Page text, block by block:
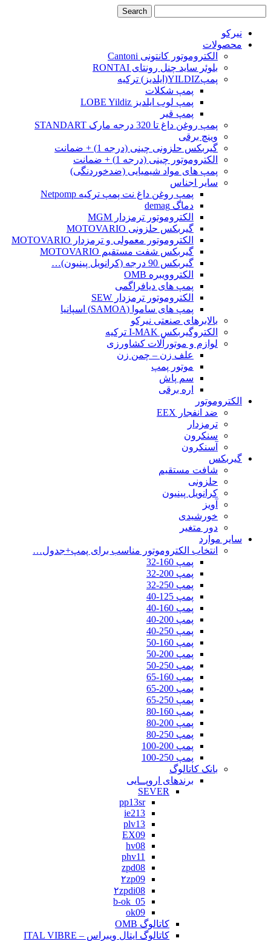
نیرکو
محصولات
الکتروموتور کانتونی Cantoni
بلوئر ساید چنل رونتای RONTAI
پمپYILDIZ(ایلدیز) ترکیه
پمپ شکلات
پمپ لوب ایلدیز LOBE Yildiz
پمپ قیر
پمپ روغن داغ تا 320 درجه مارک STANDART
وینچ برقی
گیربکس حلزونی چینی (درجه 1) + ضمانت
الکتروموتور چینی (درجه 1) + ضمانت
پمپ های مواد شیمیایی (ضدخوردنگی)
سایر اجناس
پمپ روغن داغ نت پمپ ترکیه Netpomp
دماگ demag
الکتروموتور ترمزدار MGM
گیربکس حلزونی MOTOVARIO
الکتروموتور معمولی و ترمزدار MOTOVARIO
گیربکس شفت مستقیم MOTOVARIO
گیربکس 90 درجه (کرانویل پینیون)…
الکتروویبره OMB
پمپ های دیافراگمی
الکتروموتور ترمزدار SEW
پمپ های ساموا (SAMOA) اسپانیا
بالابرهای صنعتی نیرکو
الکتروگیربکس I-MAK ترکیه
لوازم و موتورآلات کشاورزی
علف زن – چمن زن
موتور پمپ
سم پاش
اره برقی
الکتروموتور
ضد انفجار EEX
ترمزدار
سنکرون
آسنکرون
گیربکس
شافت مستقیم
حلزونی
کرانویل پینیون
آویز
خورشیدی
دور متغیر
سایر موارد
انتخاب الکتروموتور مناسب برای پمپ+جدول…
پمپ 160-32
پمپ 200-32
پمپ 250-32
پمپ 125-40
پمپ 160-40
پمپ 200-40
پمپ 250-40
پمپ 160-50
پمپ 200-50
پمپ 250-50
پمپ 160-65
پمپ 200-65
پمپ 250-65
پمپ 160-80
پمپ 200-80
پمپ 250-80
پمپ 200-100
پمپ 250-100
بانک کاتالوگ
برندهای اروپــایی
SEVER
pp13sr
ie213
plv13
EX09
hv08
phv11
zpd08
۲zp09
۲zpdi08
b-ok_05
ok09
کاتالوگ OMB
کاتالوگ ایتال ویبراس – ITAL VIBRE